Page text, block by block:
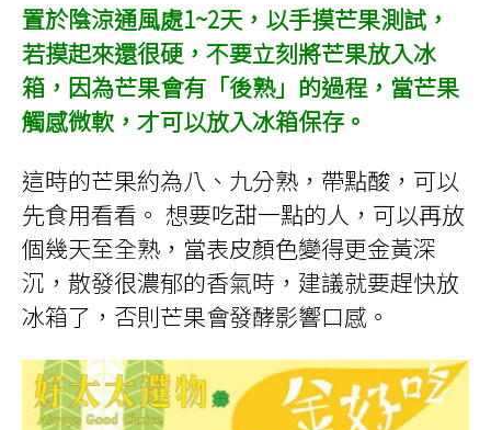
置於陰涼通風處1~2天，以手摸芒果測試，
若摸起來還很硬，不要立刻將芒果放入冰
箱，因為芒果會有「後熟」的過程，當芒果
觸感微軟，才可以放入冰箱保存。
這時的芒果約為八、九分熟，帶點酸，可以
先食用看看。 想要吃甜一點的人，可以再放
個幾天至全熟，當表皮顏色變得更金黃深
沉，散發很濃郁的香氣時，建議就要趕快放
冰箱了，否則芒果會發酵影響口感。